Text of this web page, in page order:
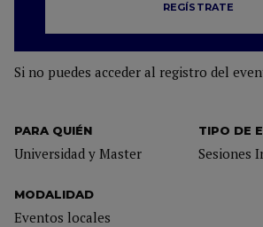
PARA QUIÉN
Universidad y Master
TIPO DE
Sesiones
MODALIDAD
Eventos locales
REGÍSTRATE
Si no puedes acceder al registro del